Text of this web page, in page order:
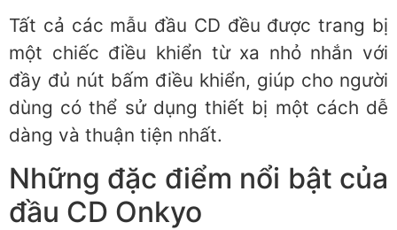
Tất cả các mẫu đầu CD đều được trang bị
một chiếc điều khiển từ xa nhỏ nhắn với
đầy đủ nút bấm điều khiển, giúp cho người
dùng có thể sử dụng thiết bị một cách dễ
dàng và thuận tiện nhất.
Những đặc điểm nổi bật của
đầu CD Onkyo